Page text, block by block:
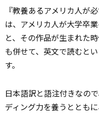
『教養あるアメリカ人が
は、アメリカ人が大学卒
と、その作品が生まれた
も併せて、英文で読むと
す。
日本語訳と語注付きなの
ディング力を養うととも